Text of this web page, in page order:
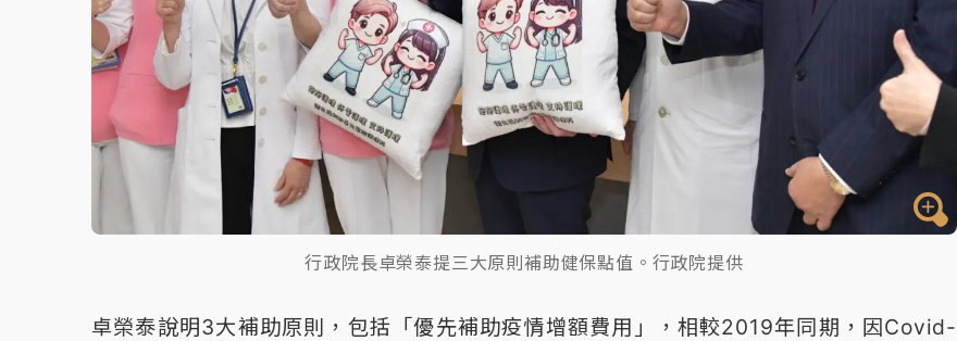
行政院長卓榮泰提三大原則補助健保點值。行政院提供
卓榮泰說明3大補助原則，包括「優先補助疫情增額費用」，相較2019年同期，因Covid-